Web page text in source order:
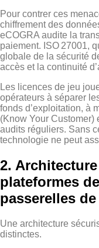
Pour contrer ces
chiffrement des
eCOGRA audite la
paiement. ISO 27001,
globale de la sécurité
accès et la continuité
Les licences de jeu
opérateurs à séparer
fonds d’exploitation, à
(Know Your Customer)
audits réguliers. Sans
technologie ne peut
2.
plateformes
passerelles
Une architecture
distinctes.